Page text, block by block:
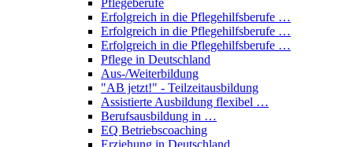
Pflegeberufe
Erfolgreich in die Pflegehilfsberufe …
Erfolgreich in die Pflegehilfsberufe …
Erfolgreich in die Pflegehilfsberufe …
Pflege in Deutschland
Aus-/Weiterbildung
"AB jetzt!" - Teilzeitausbildung
Assistierte Ausbildung flexibel …
Berufsausbildung in …
EQ Betriebscoaching
Erziehung in Deutschland